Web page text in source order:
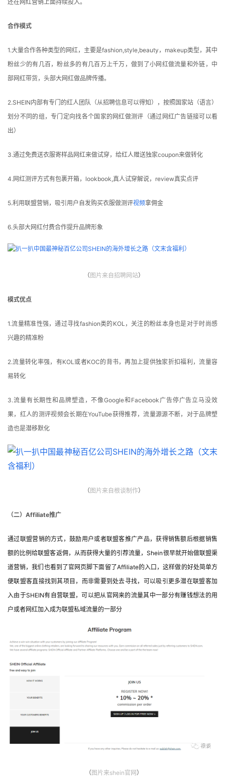
拆
操
盘
C
l
b
货
选
还在网红营销上面持续投入。
合作模式
1.大量合作各种类型的网红，主要是fashion,style,beauty，makeup类型，其中
粉丝少的有几百，粉丝多的有几百万上千万，做到了小网红做流量和外链，中
部网红带货，头部大网红做品牌传播。
2.SHEIN内部有专门的红人团队（从招聘信息可以得知），按照国家站（语言）
划分不同的组，专门定向找各个国家的网红做测评（通过网红广告链接可以看
出）
3.通过免费送衣服寄样品网红来做试穿，给红人赠送独家coupon来做转化
4.网红测评方式有包裹开箱，lookbook,真人试穿解说，review真实点评
5.利用联盟营销，吸引用户自发购买衣服做测评视频拿佣金
6.头部大网红付费合作提升品牌形象
（图片来自招聘网站）
模式优点
1.流量精准性强，通过寻找fashion类的KOL，关注的粉丝本身也是对于时尚感
兴趣的精准粉
2.流量转化率强，有KOL或者KOC的背书，再加上提供独家折扣福利，流量容
易转化
3.流量有长期性和品牌塑造，不像Google和Facebook广告停广告立马没效
果，红人的测评视频会长期在YouTube获得推荐，流量源源不断，对于品牌塑
造也是潜移默化
（图片来自根谈制作）
（二）Affiliate推广
通过联盟营销的方式，鼓励用户或者联盟客推广产品，获得销售额后根据销售
额的比例给联盟客返佣，从而获得大量的引荐流量，Shein很早就开始做联盟渠
道营销，我们也看到了官网页脚下面留了Affiliate的入口，这样做的好处简单方
便联盟客直接找到其项目，而非需要到处去寻找，可以吸引更多潜在联盟客加
入由于SHEIN有自营联盟，可以把从官网来的流量其中一部分有赚钱想法的用
户或者网红加入成为联盟私域流量的一部分
（ 图片来shein官网 ）